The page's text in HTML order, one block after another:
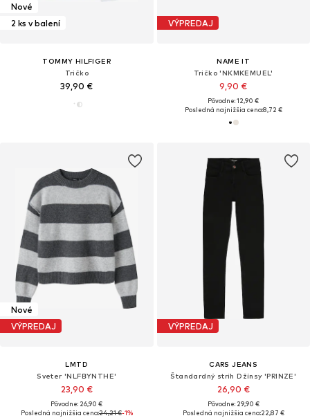
Nové
2 ks v balení
TOMMY HILFIGER
Tričko
39,90 €
VÝPREDAJ
NAME IT
Tričko 'NKMKEMUEL'
9,90 €
Pôvodne: 12,90 €
Posledná najnižšia cena:8,72 €
Nové
VÝPREDAJ
LMTD
Sveter 'NLFBYNTHE'
23,90 €
Pôvodne: 26,90 €
Posledná najnižšia cena:24,21 €-1%
VÝPREDAJ
CARS JEANS
Štandardný strih Džínsy 'PRINZE'
26,90 €
Pôvodne: 29,90 €
Posledná najnižšia cena:22,87 €